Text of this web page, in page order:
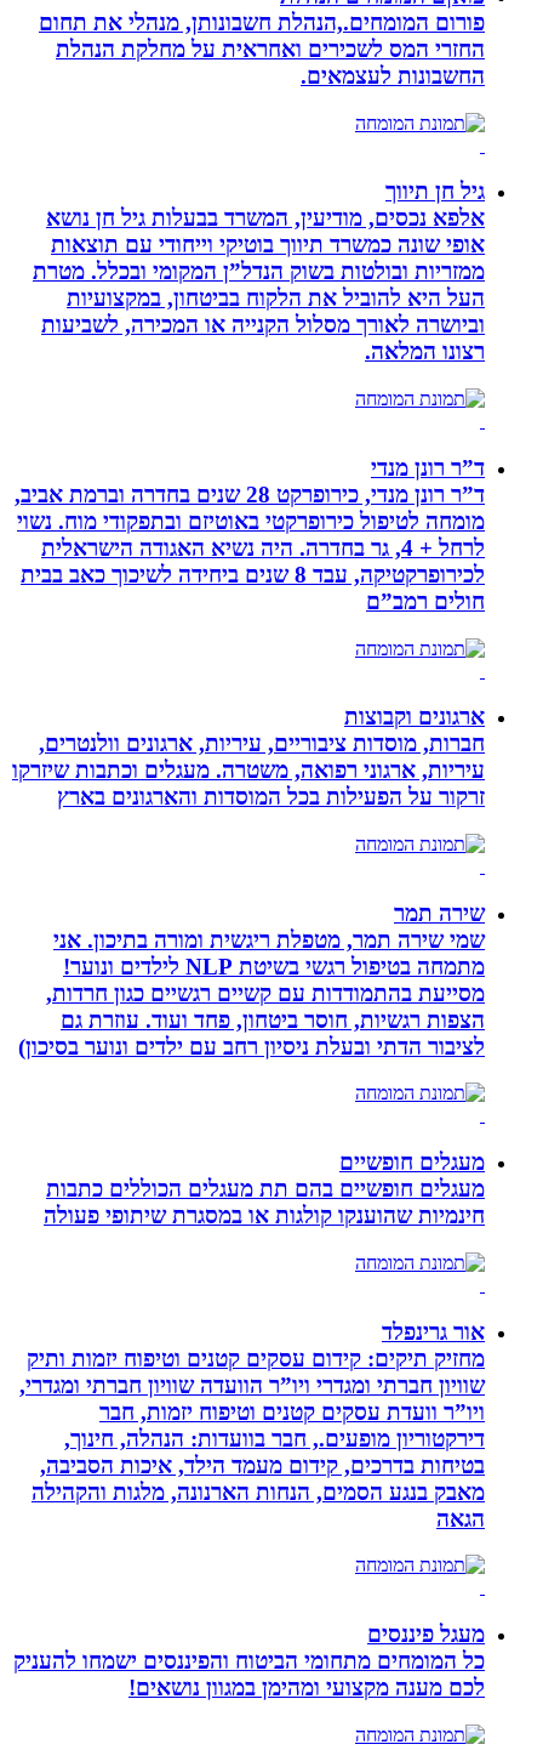
פורום המומחים.,הנהלת חשבונותן, מנהלי את תחום
החזרי המס לשכירים ואחראית על מחלקת הנהלת
החשבונות לעצמאים.
גיל חן תיווך
אלפא נכסים, מודיעין, המשרד בבעלות גיל חן נושא
אופי שונה כמשרד תיווך בוטיקי וייחודי עם תוצאות
ממזריות ובולטות בשוק הנדל”ן המקומי ובכלל. מטרת
העל היא להוביל את הלקוח בביטחון, במקצועיות
וביושרה לאורך מסלול הקנייה או המכירה, לשביעות
רצונו המלאה.
ד”ר רונן מנדי
ד”ר רונן מנדי, כירופרקט 28 שנים בחדרה וברמת אביב,
מומחה לטיפול כירופרקטי באוטיזם ובתפקודי מוח. נשוי
לרחל + 4, גר בחדרה. היה נשיא האגודה הישראלית
לכירופרקטיקה, עבד 8 שנים ביחידה לשיכוך כאב בבית
חולים רמב”ם
ארגונים וקבוצות
חברות, מוסדות ציבוריים, עיריות, ארגונים וולנטרים,
עיריות, ארגוני רפואה, משטרה. מעגלים וכתבות שיזרקו
זרקור על הפעילות בכל המוסדות והארגונים בארץ
שירה תמר
שמי שירה תמר, מטפלת ריגשית ומורה בתיכון. אני
מתמחה בטיפול רגשי בשיטת NLP לילדים ונוער!
מסייעת בהתמודדות עם קשיים רגשיים כגון חרדות,
הצפות רגשיות, חוסר ביטחון, פחד ועוד. עוזרת גם
לציבור הדתי ובעלת ניסיון רחב עם ילדים ונוער בסיכון)
מעגלים חופשיים
מעגלים חופשיים בהם תת מעגלים הכוללים כתבות
חינמיות שהוענקו קולגות או במסגרת שיתופי פעולה
אור גרינפלד
מחזיק תיקים: קידום עסקים קטנים וטיפוח יזמות ותיק
שוויון חברתי ומגדרי ויו”ר הוועדה שוויון חברתי ומגדרי,
ויו”ר וועדת עסקים קטנים וטיפוח יזמות, חבר
דירקטוריון מופעים., חבר בוועדות: הנהלה, חינוך,
בטיחות בדרכים, קידום מעמד הילד, איכות הסביבה,
מאבק בנגע הסמים, הנחות הארנונה, מלגות והקהילה
מעגל פיננסים
כל המומחים מתחומי הביטוח והפיננסים ישמחו להעניק
לכם מענה מקצועי ומהימן במגוון נושאים!